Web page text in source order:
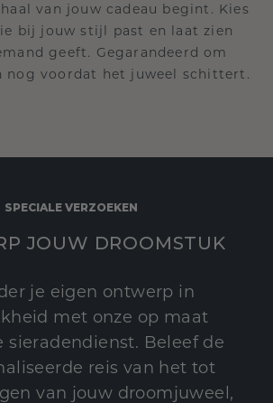
van jouw cadeau begint. Kies
bij jouw stijl past en laat zien
geeft. Gegarandeerd om
nog voordat het juweel schittert.
SPECIALE VERZOEKEN
JOUW DROOMSTUK
je eigen ontwerp in
met onze op maat
sieradendienst. Beleef de
reis van het tot
van jouw droomjuweel,